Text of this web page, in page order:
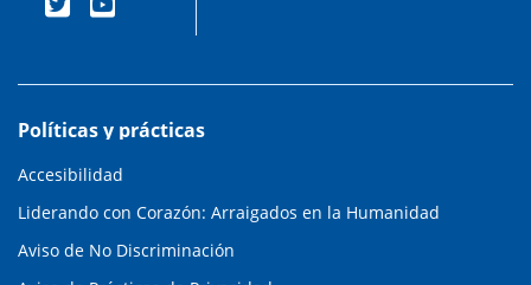
Políticas y prácticas
Accesibilidad
Liderando con Corazón: Arraigados en la Humanidad
Aviso de No Discriminación